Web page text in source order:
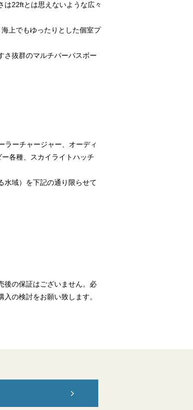
は22ftとは思えないような広々
上でもゆったりとした個室プ
さ抜群のマルチパーパスボー
ラーチャージャー、オーディ
各種、スカイライトハッチ
水域）を下記の通り限らせて
後の保証はございません。必
の検討をお願い致します。